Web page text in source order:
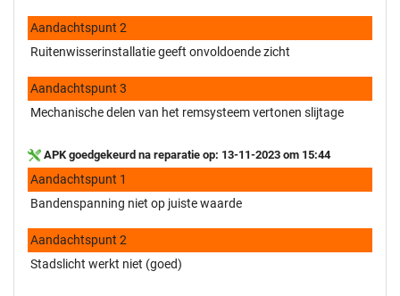
Aandachtspunt 2
Ruitenwisserinstallatie geeft onvoldoende zicht
Aandachtspunt 3
Mechanische delen van het remsysteem vertonen slijtage
APK goedgekeurd na reparatie op: 13-11-2023 om 15:44
Aandachtspunt 1
Bandenspanning niet op juiste waarde
Aandachtspunt 2
Stadslicht werkt niet (goed)